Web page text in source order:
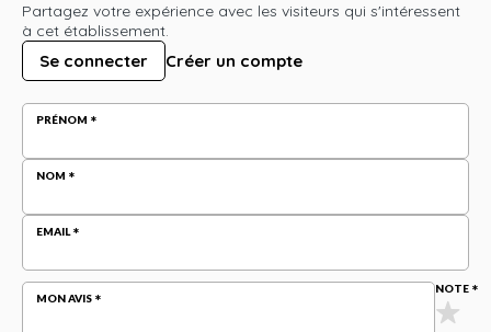
Partagez votre expérience avec les visiteurs qui s'intéressent
à cet établissement.
Se connecter Créer un compte
PRÉNOM
NOM
EMAIL
MON AVIS
NOTE